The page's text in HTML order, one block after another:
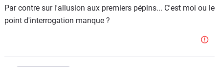
Par contre sur l'allusion aux premiers pépins... C'est moi ou le
point d'interrogation manque ?